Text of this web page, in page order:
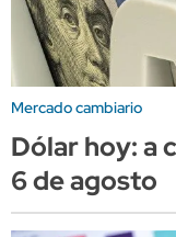
Mercado cambiario
Dólar hoy: a
6 de agosto